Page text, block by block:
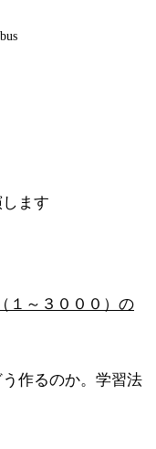
ます
１～３０００）の
作るのか。学習法